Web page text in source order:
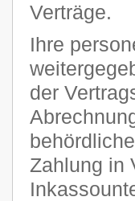
Verträge.
Ihre
der
Zahlung in